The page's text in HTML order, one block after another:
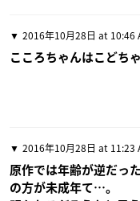
2016年10月28日 at 10:46
こころちゃんはこどち
2016年10月28日 at 11:23
原作では年齢が逆だっ
の方が未成年て…。